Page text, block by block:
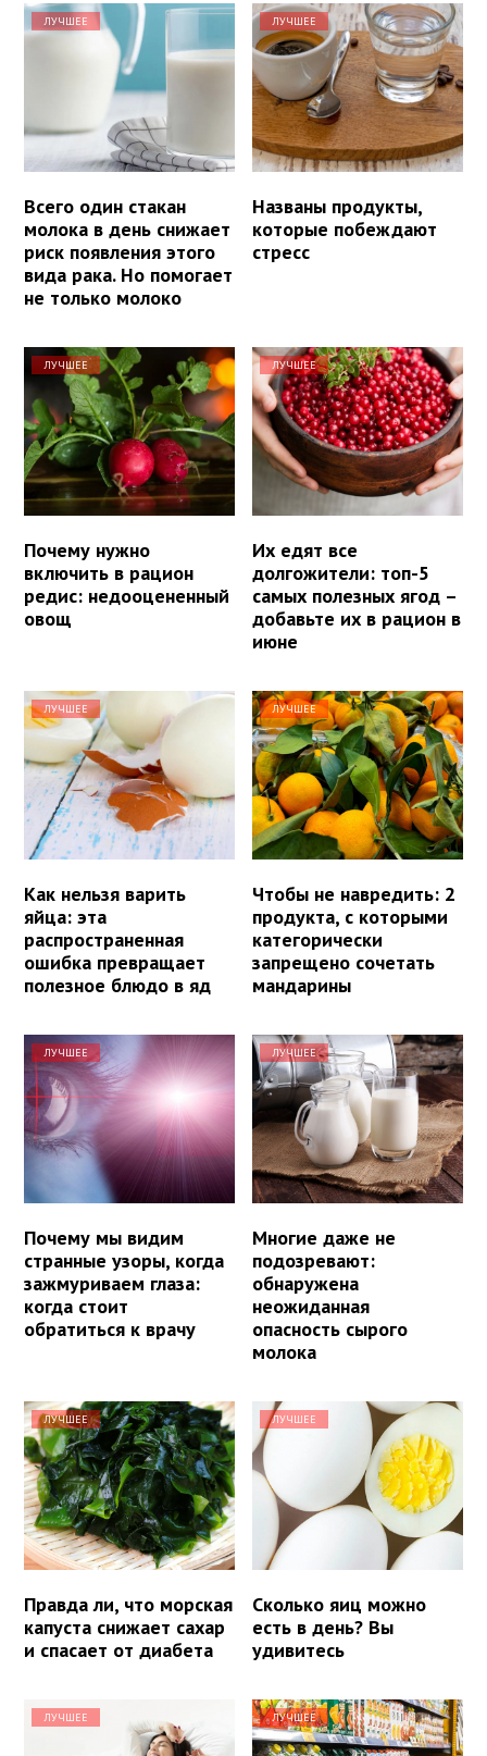
ЛУЧШЕЕ
Всего один стакан
молока в день снижает
риск появления этого
вида рака. Но помогает
не только молоко
ЛУЧШЕЕ
Названы продукты,
которые побеждают
стресс
ЛУЧШЕЕ
Почему нужно
включить в рацион
редис: недооцененный
овощ
ЛУЧШЕЕ
Их едят все
долгожители: топ-5
самых полезных ягод –
добавьте их в рацион в
июне
ЛУЧШЕЕ
Как нельзя варить
яйца: эта
распространенная
ошибка превращает
полезное блюдо в яд
ЛУЧШЕЕ
Чтобы не навредить: 2
продукта, с которыми
категорически
запрещено сочетать
мандарины
ЛУЧШЕЕ
Почему мы видим
странные узоры, когда
зажмуриваем глаза:
когда стоит
обратиться к врачу
ЛУЧШЕЕ
Многие даже не
подозревают:
обнаружена
неожиданная
опасность сырого
молока
ЛУЧШЕЕ
Правда ли, что морская
капуста снижает сахар
и спасает от диабета
ЛУЧШЕЕ
Сколько яиц можно
есть в день? Вы
удивитесь
ЛУЧШЕЕ ЛУЧШЕЕ